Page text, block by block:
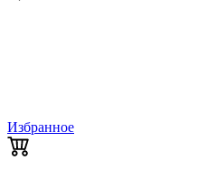
Избранное